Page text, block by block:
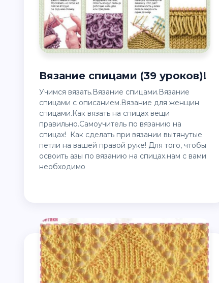
Вязание спицами (39 уроков)!
Учимся вязать.Вязание спицами.Вязание
спицами с описанием.Вязание для женщин
спицами.Как вязать на спицах вещи
правильно.Самоучитель по вязанию на
спицах! Как сделать при вязании вытянутые
петли на вашей правой руке! Для того, чтобы
освоить азы по вязанию на спицах.нам с вами
необходимо